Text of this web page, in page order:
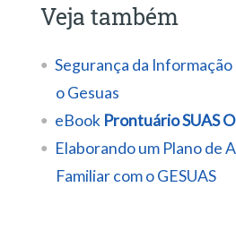
Veja também
Segurança da
o Gesuas
eBook Prontuário SUAS
Elaborando um Plano de
Familiar com o GESUAS